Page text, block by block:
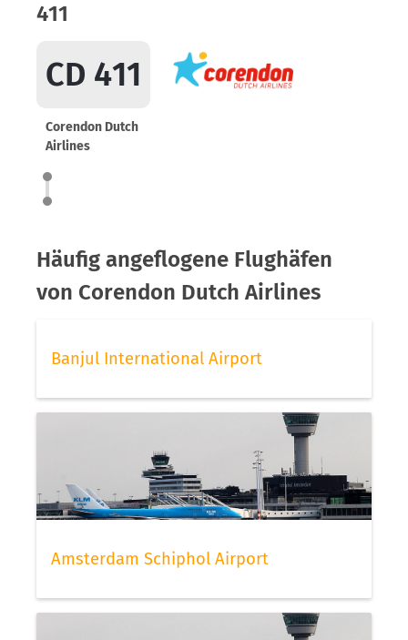
411
CD 411
Corendon Dutch
Airlines
Häufig angeflogene Flughäfen
von Corendon Dutch Airlines
Banjul International Airport
Amsterdam Schiphol Airport